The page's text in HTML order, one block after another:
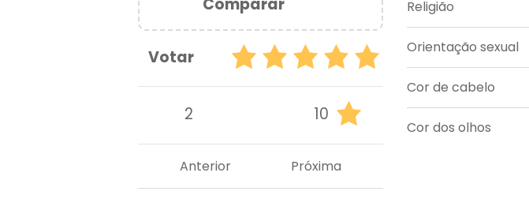
Votar
2 10
Próxima
Anterior
Religião
Orientação sexual
Cor de cabelo
Cor dos olhos